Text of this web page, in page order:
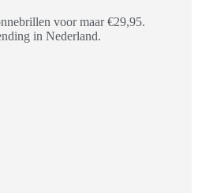
voor maar €29,95.
in Nederland.